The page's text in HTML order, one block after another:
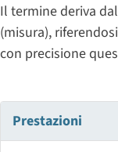
Il termine deriva
(misura),
con precisione
Prestazioni